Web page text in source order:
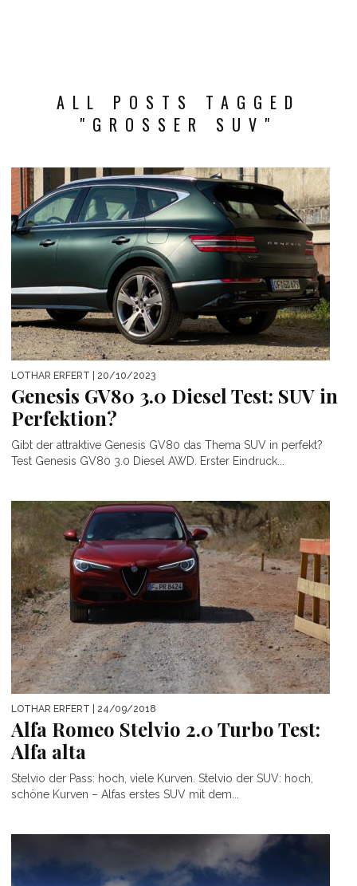
ALL POSTS TAGGED
"GROSSER SUV"
LOTHAR ERFERT | 20/10/2023
Genesis GV80 3.0 Diesel Test: SUV in
Perfektion?
Gibt der attraktive Genesis GV80 das Thema SUV in perfekt?
Test Genesis GV80 3.0 Diesel AWD. Erster Eindruck...
LOTHAR ERFERT | 24/09/2018
Alfa Romeo Stelvio 2.0 Turbo Test:
Alfa alta
Stelvio der Pass: hoch, viele Kurven. Stelvio der SUV: hoch,
schöne Kurven – Alfas erstes SUV mit dem...